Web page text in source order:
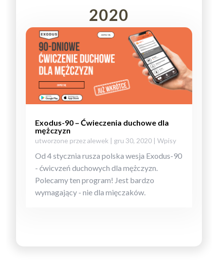
2020
Exodus-90 – Ćwieczenia duchowe dla
mężczyzn
utworzone przezalewek | gru 30, 2020 |Wpisy
Od 4 stycznia rusza polska wesja Exodus-90
- ćwicvzeń duchowych dla mężczyzn.
Polecamy ten program! Jest bardzo
wymagający - nie dla mięczaków.